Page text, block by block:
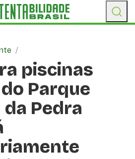
/
piscinas
Parque
Pedra